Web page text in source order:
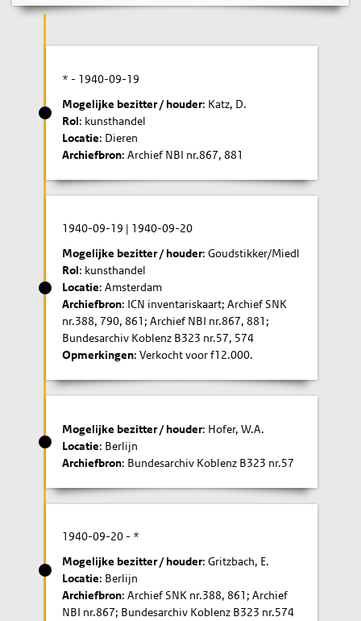
* - 1940-09-19
Mogelijke bezitter / houder: Katz, D.
Rol: kunsthandel
Locatie: Dieren
Archiefbron: Archief NBI nr.867, 881
1940-09-19 | 1940-09-20
Mogelijke bezitter / houder: Goudstikker/Miedl
Rol: kunsthandel
Locatie: Amsterdam
Archiefbron: ICN inventariskaart; Archief SNK
nr.388, 790, 861; Archief NBI nr.867, 881;
Bundesarchiv Koblenz B323 nr.57, 574
Opmerkingen: Verkocht voor f12.000.
Mogelijke bezitter / houder: Hofer, W.A.
Locatie: Berlijn
Archiefbron: Bundesarchiv Koblenz B323 nr.57
1940-09-20 - *
Mogelijke bezitter / houder: Gritzbach, E.
Locatie: Berlijn
Archiefbron: Archief SNK nr.388, 861; Archief
NBI nr.867; Bundesarchiv Koblenz B323 nr.574